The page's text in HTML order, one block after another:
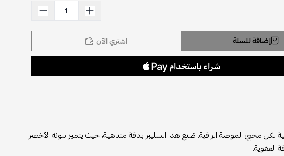
إضافة للسلة اشتري الآن
لكل محبي الموضة الراقية. صُنع هذا السليبر بدقة متناهية، حيث يتميز بلونه الأخضر
العفوية.